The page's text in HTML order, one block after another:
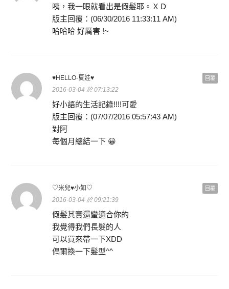
咦，我一眼就看出是假髮耶。ＸＤ
版主回覆：(06/30/2016 11:33:11 AM)
哈哈哈 好厲害 !~
回覆
♥HELLO-夏娃♥
2016-03-04 於 07:13:22
好小語的生活記錄!!!!可愛
版主回覆：(07/07/2016 05:57:43 AM)
對阿
每個月總結一下 😀
回覆
♡米兒♥小如♡
2016-03-04 於 09:21:39
假髮其實還蠻適合你的
我覺得我們長髮的人
可以買來帶一下XDD
偶爾換一下髮型^^